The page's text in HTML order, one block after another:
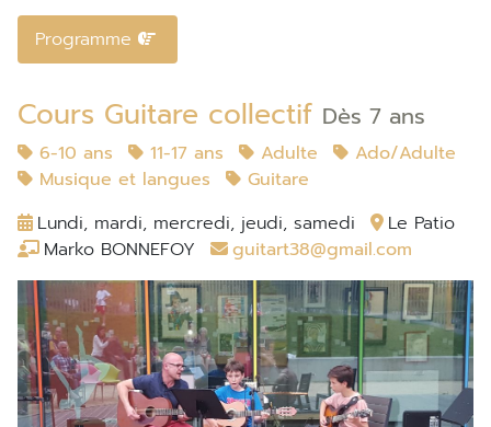
Programme
Cours Guitare collectif Dès 7 ans
6-10 ans 11-17 ans Adulte
Ado/Adulte
Musique et langues
Guitare
Lundi, mardi, mercredi, jeudi, samedi
Le Patio
Marko BONNEFOY
guitart38@gmail.com